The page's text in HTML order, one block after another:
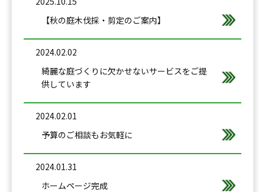
【秋の庭木伐採・剪定のご案内】
2024.02.02
綺麗な庭づくりに欠かせないサービスをご提
供しています
2024.02.01
予算のご相談もお気軽に
2024.01.31
ホームページ完成